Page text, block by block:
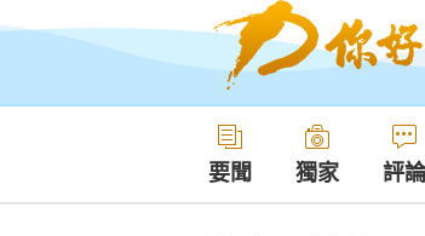
要聞 獨家 評論